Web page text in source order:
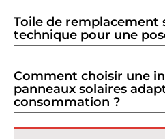
Toile de remplacement
technique pour une
Comment choisir une
panneaux solaires
consommation ?